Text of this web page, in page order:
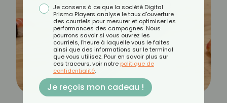
Je consens à ce que la société Digital
Prisma Players analyse le taux d'ouverture
des courriels pour mesurer et optimiser les
performances des campagnes. Nous
pourrons savoir si vous ouvrez les
courriels, l'heure à laquelle vous le faites
ainsi que des informations sur le terminal
que vous utilisez. Pour en savoir plus sur
ces traceurs, voir notre politique de
confidentialité.
Je reçois mon cadeau !